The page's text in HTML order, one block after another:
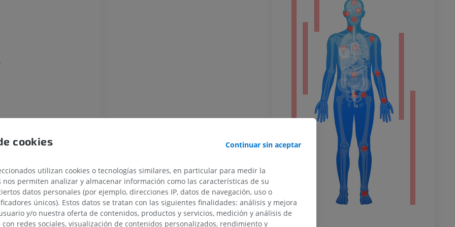
carotídeo
carótida común)
arteria carótida interna
PREMIUM
IRM de la mano
PREMIUM
IRM
PREMIUM
IRM de la rodilla
IRM
cookies Continuar sin aceptar
utilizan cookies o tecnologías similares, en particular para medir la
nos permiten analizar y almacenar información como las características de su
datos personales (por ejemplo, direcciones IP, datos de navegación, uso o
únicos). Estos datos se tratan con las siguientes finalidades: análisis y mejora
y/o nuestra oferta de contenidos, productos y servicios, medición y análisis de
redes sociales, visualización de contenidos personalizados, rendimiento y